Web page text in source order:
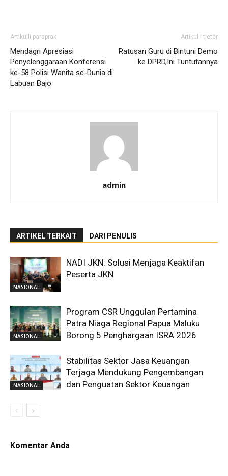
Artikulli paraprak
Mendagri Apresiasi
Penyelenggaraan Konferensi
ke-58 Polisi Wanita se-Dunia di
Labuan Bajo
Artikulli tjetër
Ratusan Guru di Bintuni Demo
ke DPRD,Ini Tuntutannya
admin
ARTIKEL TERKAIT DARI PENULIS
NASIONAL
NADI JKN: Solusi Menjaga Keaktifan
Peserta JKN
NASIONAL
Program CSR Unggulan Pertamina
Patra Niaga Regional Papua Maluku
Borong 5 Penghargaan ISRA 2026
NASIONAL
Stabilitas Sektor Jasa Keuangan
Terjaga Mendukung Pengembangan
dan Penguatan Sektor Keuangan
Komentar Anda